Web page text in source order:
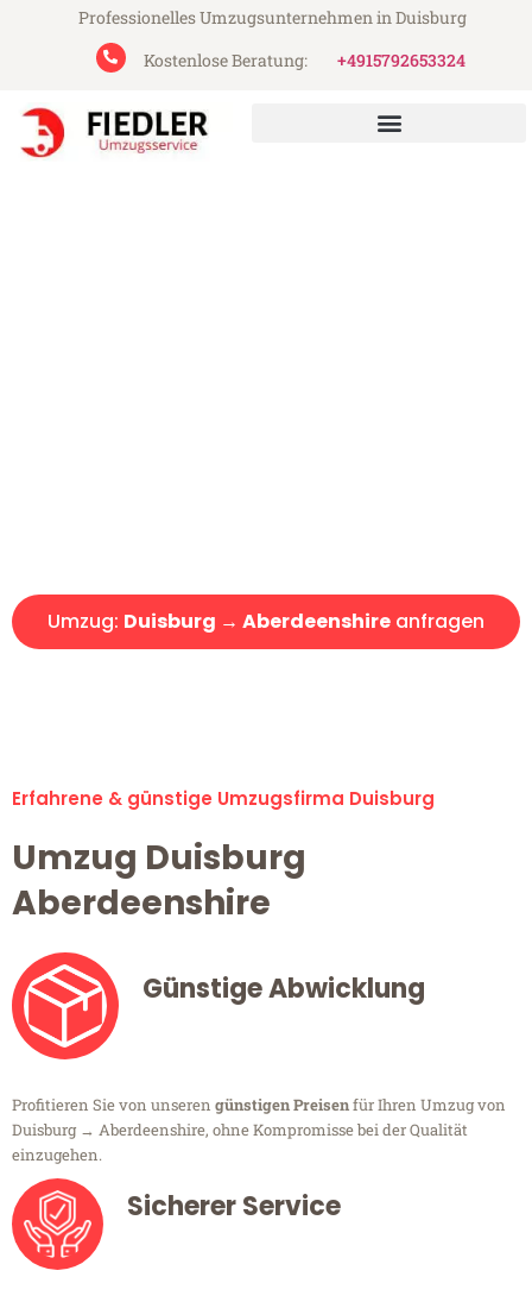
Professionelles Umzugsunternehmen in Duisburg
Kostenlose Beratung:
+4915792653324
Umzug: Duisburg → Aberdeenshire anfragen
Erfahrene & günstige Umzugsfirma Duisburg
Umzug Duisburg
Aberdeenshire
Günstige Abwicklung
Profitieren Sie von unseren günstigen Preisenfür Ihren Umzug von
Duisburg → Aberdeenshire, ohne Kompromisse bei der Qualität
einzugehen.
Sicherer Service